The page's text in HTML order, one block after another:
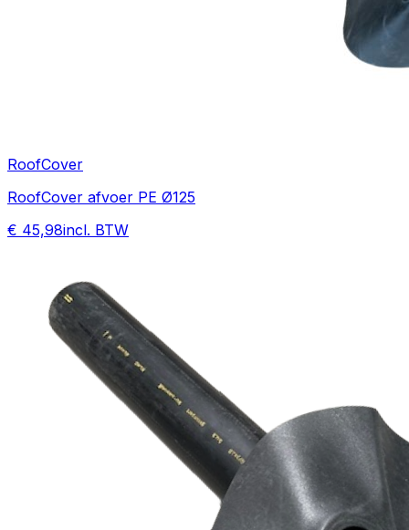
RoofCover
RoofCover afvoer PE Ø125
€ 45,98incl. BTW